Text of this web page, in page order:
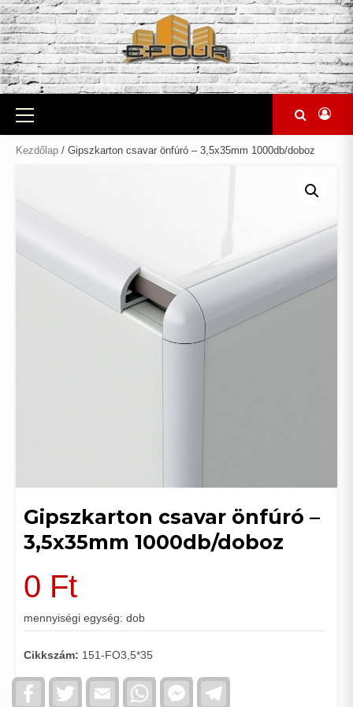
Skip
to
content
Primary
Menu
Kezdőlap / Gipszkarton csavar önfúró – 3,5x35mm 1000db/doboz
Gipszkarton csavar önfúró –
3,5x35mm 1000db/doboz
0 Ft
mennyiségi egység: dob
Cikkszám: 151-FO3,5*35
FacebookTwitter Email WhatsAppFacebook
Messenger